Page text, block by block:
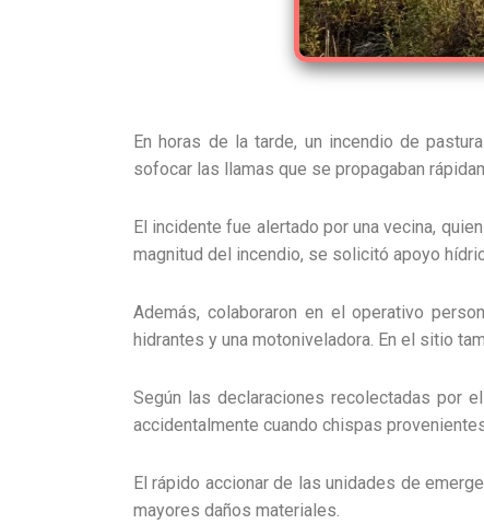
En horas de la tarde, un incendio de
sofocar las llamas que se propagaban
El incidente fue alertado por una vecina,
magnitud del incendio, se solicitó apoyo
Además, colaboraron en el operativo
hidrantes y una motoniveladora. En el sitio
Según las declaraciones recolectadas por
accidentalmente cuando chispas
El rápido accionar de las unidades de
mayores daños materiales.